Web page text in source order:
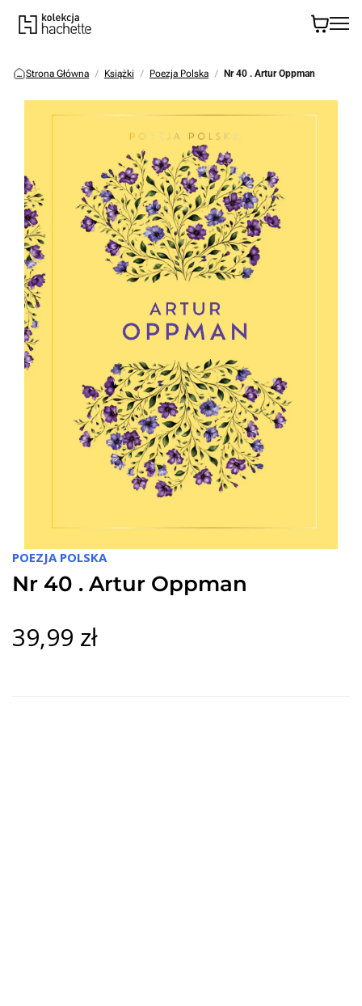
Strona Główna Książki Poezja Polska Nr 40 . Artur Oppman
POEZJA POLSKA
Nr 40 . Artur Oppman
39,99 zł